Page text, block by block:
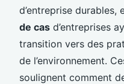
d’entreprise durables,
de cas d’entreprises
transition vers des
de l’environnement.
soulignent comment